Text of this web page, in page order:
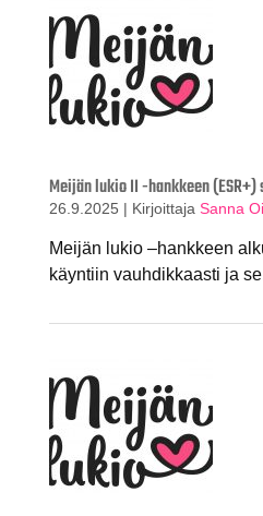
Meijän lukio II -hankkeen
26.9.2025 | Kirjoittaja Sanna
Meijän lukio –hankkeen
käyntiin vauhdikkaasti ja